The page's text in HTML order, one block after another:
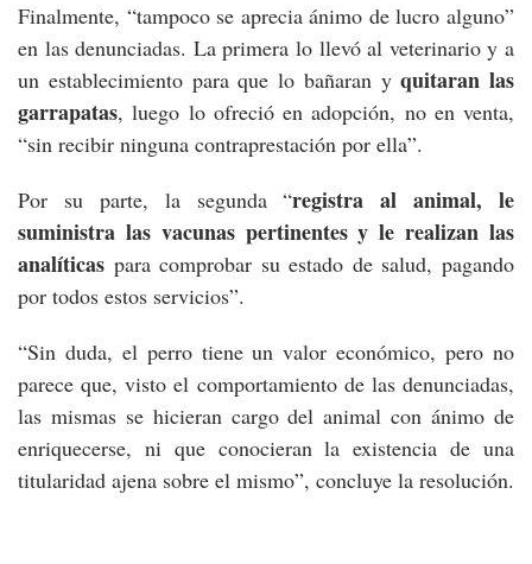
Finalmente, “tampoco se aprecia ánimo de lucro alguno”
en las denunciadas. La primera lo llevó al veterinario y a
un establecimiento para que lo bañaran yquitaran las
garrapatas, luego lo ofreció en adopción, no en venta,
“sin recibir ninguna contraprestación por ella”.
Por su parte, la segunda “registra al animal, le
suministra las vacunas pertinentes y le realizan las
analíticas para comprobar su estado de salud, pagando
por todos estos servicios”.
“Sin duda, el perro tiene un valor económico, pero no
parece que, visto el comportamiento de las denunciadas,
las mismas se hicieran cargo del animal con ánimo de
enriquecerse, ni que conocieran la existencia de una
titularidad ajena sobre el mismo”, concluye la resolución.